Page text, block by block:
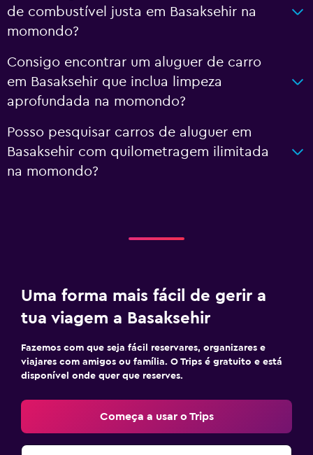
de combustível justa em Basaksehir na
momondo?
Consigo encontrar um aluguer de carro
em Basaksehir que inclua limpeza
aprofundada na momondo?
Posso pesquisar carros de aluguer em
Basaksehir com quilometragem ilimitada
na momondo?
Uma forma mais fácil de gerir a
tua viagem a Basaksehir
Fazemos com que seja fácil reservares, organizares e
viajares com amigos ou família. O Trips é gratuito e está
disponível onde quer que reserves.
Começa a usar o Trips